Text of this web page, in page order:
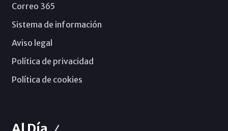
Correo 365
Sistema de información
Aviso legal
Política de privacidad
Política de cookies